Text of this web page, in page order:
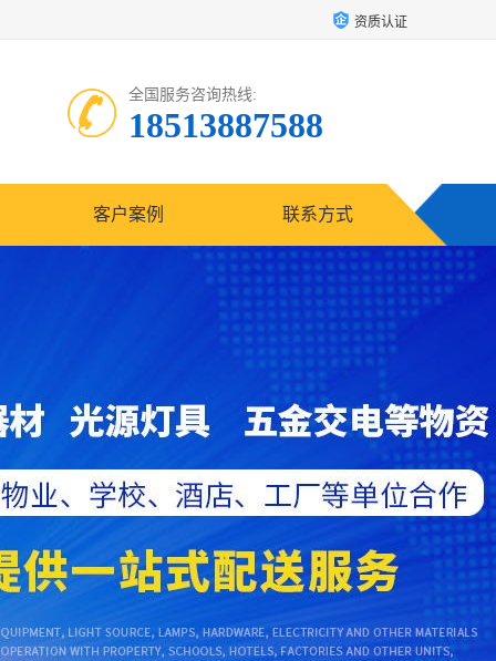
资质认证
全国服务咨询热线:
18513887588
客户案例 联系方式